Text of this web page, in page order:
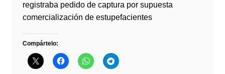
registraba pedido de captura por supuesta
comercialización de estupefacientes
Compártelo: